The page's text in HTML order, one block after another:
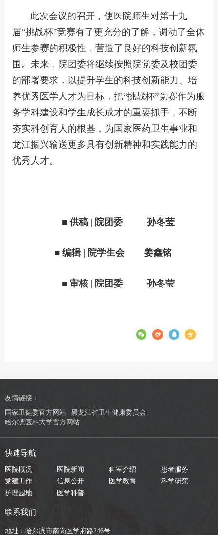
此次会议的召开，使医院师生对第十九
届“挑战杯”竞赛有了更充分的了解，调动了全体
师生参赛的积极性，营造了良好的科技创新氛
围。未来，院团委将继续按照院党委及校团委
的部署要求，以提升学生的科技创新能力、培
养优秀医学人才为目标，把“挑战杯”竞赛作为服
务学科建设和学生成长成才的重要抓手，不断
夯实科创育人的根基，为国家医药卫生事业和
龙江振兴输送更多具有创新精神和实践能力的
优秀人才。
■ 供稿 | 院团委 孙冬莹
■ 编辑 | 院学生会 姜鑫铭
■ 审核 | 院团委 孙冬莹
友情链接：
国家卫健委官方网站
黑龙江省卫生健康委员会
哈尔滨医科大学官方网站
快速导航
医院概况 医院新闻 科室介绍
患者服务
党建工作
信息公开 医学教育
科学研究
护理园地
医学科普
联系我们
地址：哈尔滨市南岗区学府路246号